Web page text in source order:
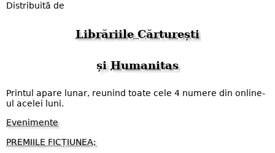
Distribuită de
Librăriile Cărturești
șiHumanitas
Printul apare lunar, reunind toate cele 4 numere din online-
ul acelei luni.
Evenimente
PREMIILE FICȚIUNEA;